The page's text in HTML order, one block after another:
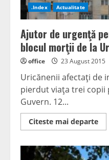
.Index Actualitate
Ajutor de urgenţă
blocul morţii de la
office 23 August 2015
Uricănenii afectaţi de
pierdut viaţa trei copii
Guvern. 12...
Citeste mai departe
de